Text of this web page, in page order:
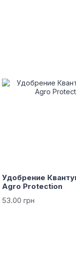
Удобрение
Agro Protection
53.00 грн